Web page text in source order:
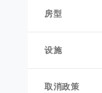
房型
设施
取消政策